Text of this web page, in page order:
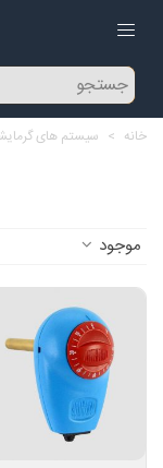
خانه > سیستم های
موجود